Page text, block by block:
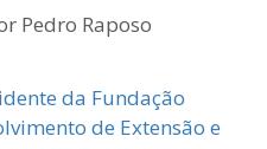
Pedro Raposo
da Fundação
de Extensão e